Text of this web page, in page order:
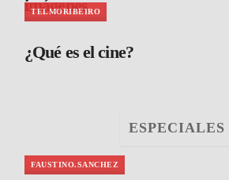
imágenes
TELMORIBEIRO
¿Qué es el cine?
ESPECIALES
FAUSTINO.SANCHEZ